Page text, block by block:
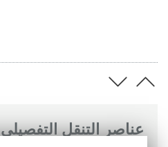
عناصر التنقل التفصيلي